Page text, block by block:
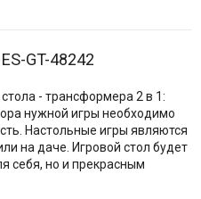
GT-48242
- трансформера 2 в 1:
нужной игры необходимо
Настольные игры являются
на даче. Игровой стол будет
себя, но и прекрасным